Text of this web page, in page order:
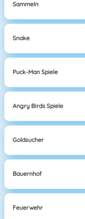
Sammeln
Snake
Puck-Man Spiele
Angry Birds Spiele
Goldsucher
Bauernhof
Feuerwehr